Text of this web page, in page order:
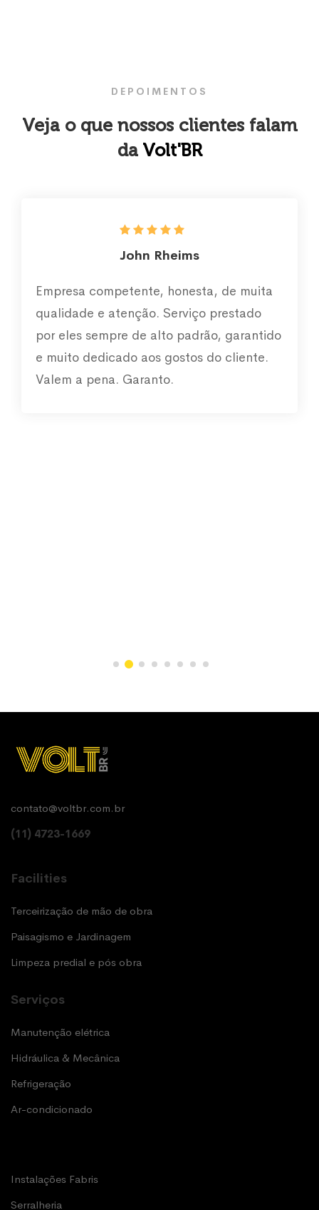
DEPOIMENTOS
Veja o que nossos clientes falam
da Volt'BR
John Rheims
Empresa competente, honesta, de muita
qualidade e atenção. Serviço prestado
por eles sempre de alto padrão, garantido
e muito dedicado aos gostos do cliente.
Valem a pena. Garanto.
contato@voltbr.com.br
(11) 4723-1669
Facilities
Terceirização de mão de obra
Paisagismo e Jardinagem
Limpeza predial e pós obra
Serviços
Manutenção elétrica
Hidráulica & Mecânica
Refrigeração
Ar-condicionado
Instalações Fabris
Serralheria